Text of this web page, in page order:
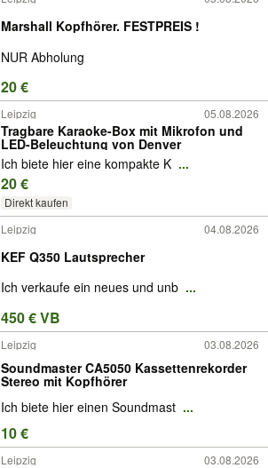
Marshall Kopfhörer. FESTPREIS !
NUR Abholung
20 €
Leipzig 05.08.2026
Tragbare Karaoke-Box mit Mikrofon und
LED-Beleuchtung von Denver
Ich biete hier eine kompakte K ...
20 €
Direkt kaufen
Leipzig 04.08.2026
KEF Q350 Lautsprecher
Ich verkaufe ein neues und unb ...
450 € VB
Leipzig 03.08.2026
Soundmaster CA5050 Kassettenrekorder
Stereo mit Kopfhörer
Ich biete hier einen Soundmast ...
10 €
Leipzig 03.08.2026